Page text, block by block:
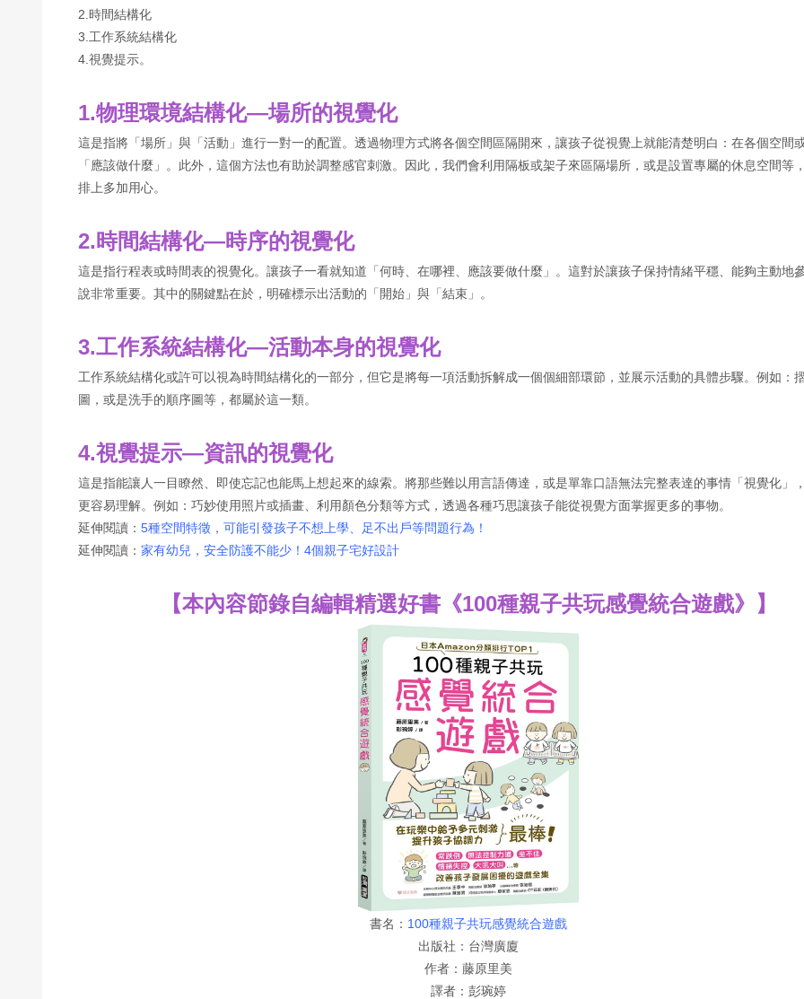
2.時間結構化
3.工作系統結構化
4.視覺提示。
1.物理環境結構化—場所的視覺化
這是指將「場所」與「活動」進行一對一的配置。透過物理方式將各個空間區隔開來，讓孩子從視覺上就能清楚明白：在各個空間
「應該做什麼」。此外，這個方法也有助於調整感官刺激。因此，我們會利用隔板或架子來區隔場所，或是設置專屬的休息空間等
排上多加用心。
2.時間結構化—時序的視覺化
這是指行程表或時間表的視覺化。讓孩子一看就知道「何時、在哪裡、應該要做什麼」。這對於讓孩子保持情緒平穩、能夠主動地
說非常重要。其中的關鍵點在於，明確標示出活動的「開始」與「結束」。
3.工作系統結構化—活動本身的視覺化
工作系統結構化或許可以視為時間結構化的一部分，但它是將每一項活動拆解成一個個細部環節，並展示活動的具體步驟。例如：
圖，或是洗手的順序圖等，都屬於這一類。
4.視覺提示—資訊的視覺化
這是指能讓人一目瞭然、即使忘記也能馬上想起來的線索。將那些難以用言語傳達，或是單靠口語無法完整表達的事情「視覺化」
更容易理解。例如：巧妙使用照片或插畫、利用顏色分類等方式，透過各種巧思讓孩子能從視覺方面掌握更多的事物。
延伸閱讀： 5種空間特徵，可能引發孩子不想上學、足不出戶等問題行為！
延伸閱讀： 家有幼兒，安全防護不能少！4個親子宅好設計
【本內容節錄自編輯精選好書《100種親子共玩感覺統合遊戲》】
書名： 100種親子共玩感覺統合遊戲
出版社：台灣廣廈
作者：藤原里美
譯者：彭琬婷